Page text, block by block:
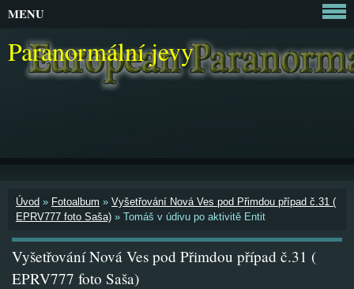
Paranormální jevy
Úvod » Fotoalbum » Vyšetřování Nová Ves pod Přimdou případ č.31 (
EPRV777 foto Saša) » Tomáš v údivu po aktivitě Entit
Vyšetřování Nová Ves pod Přimdou případ č.31 (
EPRV777 foto Saša)
MENU